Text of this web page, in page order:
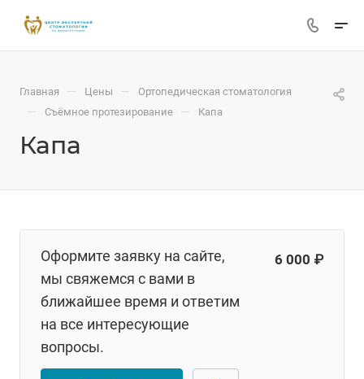
Главная — Цены — Ортопедическая стоматология
— Съёмное протезирование — Капа
Капа
Оформите заявку на сайте,
мы свяжемся с вами в
ближайшее время и ответим
на все интересующие
вопросы.
6 000 ₽